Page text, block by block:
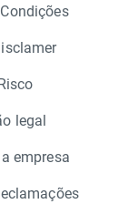
legal
empresa